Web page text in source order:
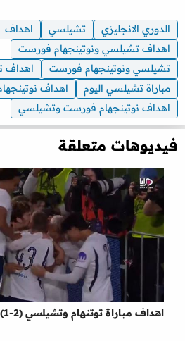
الدوري الانجليزي تشيلسي اهداف
اهداف تشيلسي ونوتينجهام فورست
تشيلسي ونوتينجهام فورست
اهداف
مباراة تشيلسي اليوم
اهداف
اهداف نوتينجهام فورست وتشيلسي
فيديوهات متعلقة
اهداف مباراة توتنهام وتشيلسي (2-1) مباراة ودية